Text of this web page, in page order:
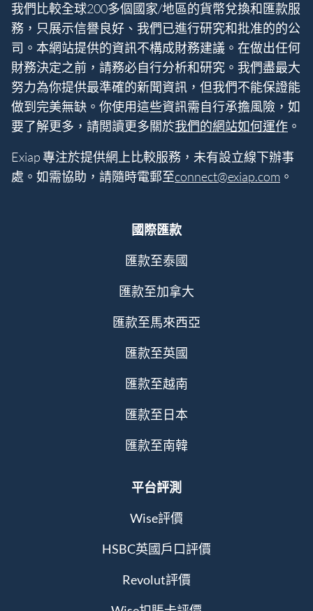
我們比較全球200多個國家/地區的貨幣兌換和匯款服
務，只展示信譽良好、我們已進行研究和批准的的公
司。本網站提供的資訊不構成財務建議。在做出任何
財務決定之前，請務必自行分析和研究。我們盡最大
努力為你提供最準確的新聞資訊，但我們不能保證能
做到完美無缺。你使用這些資訊需自行承擔風險，如
要了解更多，請閲讀更多關於我們的網站如何運作 。
Exiap 專注於提供網上比較服務，未有設立線下辦事
處。如需協助，請隨時電郵至connect@exiap.com 。
國際匯款
匯款至泰國
匯款至加拿大
匯款至馬來西亞
匯款至英國
匯款至越南
匯款至日本
匯款至南韓
平台評測
Wise評價
HSBC英國戶口評價
Revolut評價